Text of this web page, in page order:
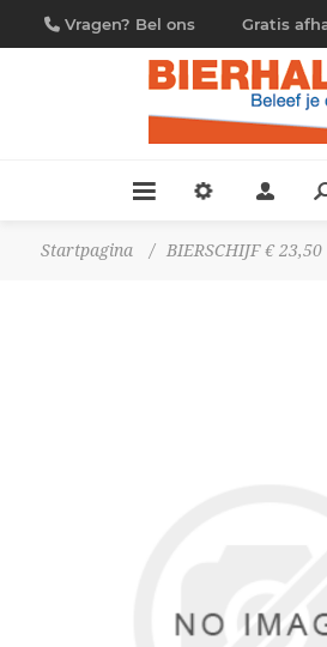
Vragen? Bel ons
09/230.88.44
Gratis
Startpagina / BIERSCHIJF €